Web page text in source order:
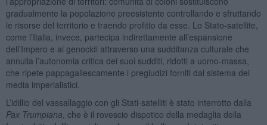
gradualmente la popolazione preesistente controllando e sfruttando
le risorse del territorio e traendo profitto da esse. Lo Stato-satellite,
come l’Italia, invece, partecipa indirettamente all’espansione
dell’Impero e ai genocidi attraverso una sudditanza culturale che
annulla l’autonomia critica dei suoi sudditi, ridotti a uomo-massa,
che ripete pappagallescamente i pregiudizi forniti dal sistema dei
media imperialistici.
L’idillio del vassallaggio con gli Stati-satelliti è stato interrotto dalla
Pax Trumpiana , che è il rovescio dispotico della medaglia della